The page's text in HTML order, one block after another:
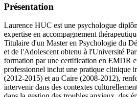
Présentation
Laurence HUC est une psychologue
expertise en accompagnement
Titulaire d'un Master en Psychologie du
et de l'Adolescent obtenu à l'Université
formation par une certification en EMDR
professionnel inclut une pratique clinique
(2012-2015) et au Caire (2008-2012),
intervenir dans des contextes